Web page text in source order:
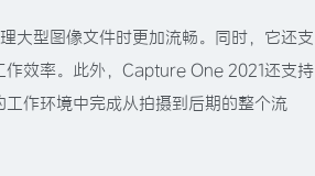
大型图像文件时更加流畅。同时，它还支
作效率。此外，Capture One 2021还支持
作环境中完成从拍摄到后期的整个流